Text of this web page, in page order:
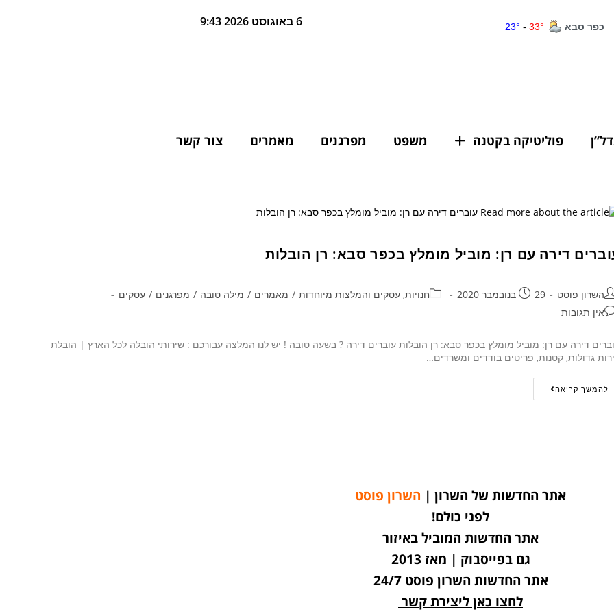
6 באוגוסט 2026 9:43
פוליטיקה בקטנה משפט מפרגנים מאמרים צור קשר
דירה עם רן: מוביל מומלץ בכפר סבא: רן הובלות
השרון פוסט 29 בנובמבר 2020 חנויות, עסקים והמלצות מיוחדות / מאמרים / מילה טובה / מפרגנים / עסקים
אין תגובות
דירה עם רן: מוביל מומלץ בכפר סבא: רן הובלות עוברים דירה ? בשעה טובה ! יש לנו המלצה עבורכם : שירותי הובלה לכל הארץ | הובלת
גדולות, קטנות, פריטים בודדים ומשרדים…
להמשך קריאה
אתר החדשות של השרון | השרון פוסט
לפני כולם!
אתר החדשות המוביל באיזור
גם בפייסבוק | מאז 2013
אתר החדשות השרון פוסט 24/7
לחצו כאן ליצירת קשר